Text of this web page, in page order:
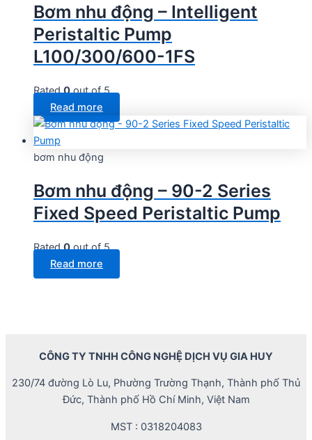
Bơm nhu động – Intelligent
Peristaltic Pump
L100/300/600-1FS
Rated0out of 5
Read more
bơm nhu động
Bơm nhu động – 90-2 Series
Fixed Speed Peristaltic Pump
Rated0out of 5
Read more
CÔNG TY TNHH CÔNG NGHỆ DỊCH VỤ GIA HUY
230/74 đường Lò Lu, Phường Trường Thạnh, Thành phố Thủ
Đức, Thành phố Hồ Chí Minh, Việt Nam
MST : 0318204083